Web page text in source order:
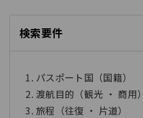
検索要件
パスポート国（国籍）
渡航目的（観光 ・ 商用）
旅程（往復 ・ 片道）